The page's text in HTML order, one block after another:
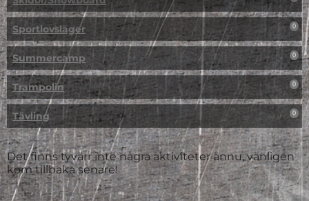
Sportlovsläger 0
Summercamp 0
Trampolin 0
Tävling 0
Det finns tyvärr inte några aktiviteter ännu, vänligen
kom tillbaka senare!